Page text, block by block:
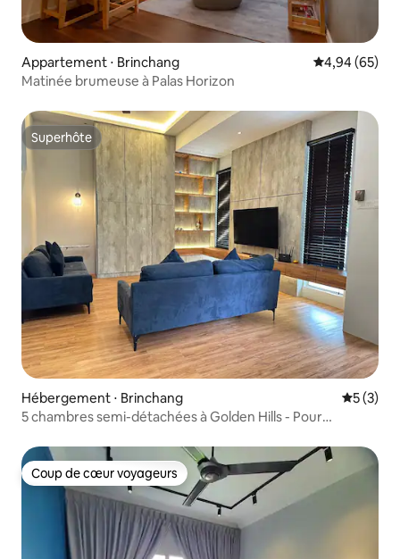
Appartement ⋅ Brinchang Évaluation
4,94 (65)
Matinée brumeuse à Palas Horizon
Superhôte
Superhôte
Hébergement ⋅ Brinchang
5 (3)
5 chambres semi-détachées à Golden Hills - Pour
Coup de cœur voyageurs
Coup de cœur voyageurs